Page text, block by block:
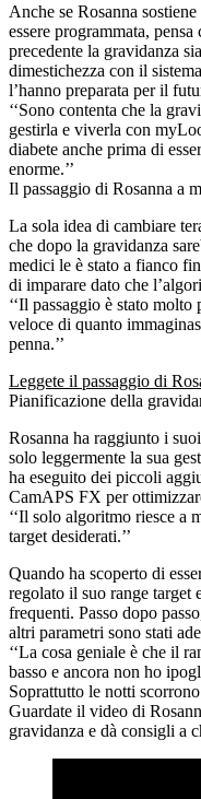
Anche se Rosanna
essere programmata,
precedente la gravidanza
dimestichezza con il
l’hanno preparata per il
‘‘Sono contenta che la
gestirla e viverla con
diabete anche prima di
enorme.’’
Il passaggio di Rosanna a
La sola idea di cambiare
che dopo la gravidanza
medici le è stato a fianco
di imparare dato che
‘‘Il passaggio è stato
veloce di quanto
penna.’’
Leggete il passaggio di
Pianificazione della
Rosanna ha raggiunto i
solo leggermente la sua
ha eseguito dei piccoli
CamAPS FX per
‘‘Il solo algoritmo riesce a
target desiderati.’’
Quando ha scoperto di
regolato il suo range target
frequenti. Passo dopo
altri parametri sono stati
‘‘La cosa geniale è che il
basso e ancora non ho
Soprattutto le notti scorrono
Guardate il video di
gravidanza e dà consigli a